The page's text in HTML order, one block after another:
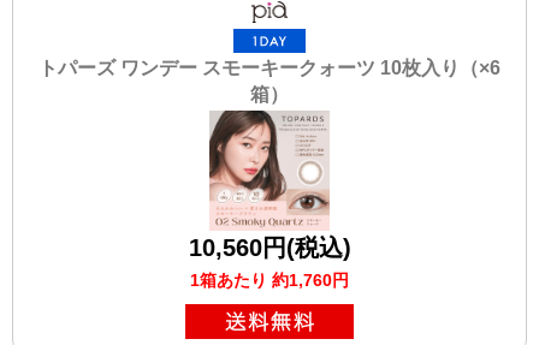
トパーズ ワンデー スモーキークォーツ 10枚入り（×6
箱）
10,560円(税込)
1箱あたり 約1,760円